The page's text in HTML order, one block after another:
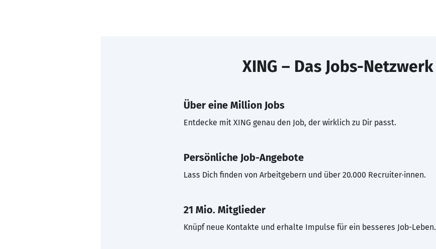
XING – Das Jobs-Netzwerk
Über eine Million Jobs
Entdecke mit XING genau den Job, der wirklich zu Dir passt.
Persönliche Job-Angebote
Lass Dich finden von Arbeitgebern und über 20.000 Recruiter·innen.
21 Mio. Mitglieder
Knüpf neue Kontakte und erhalte Impulse für ein besseres Job-Leben.